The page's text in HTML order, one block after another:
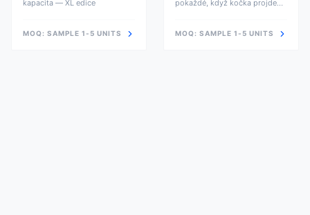
kapacita — XL edice
MOQ: SAMPLE 1-5 UNITS
pokaždé, když kočka projde
MOQ: SAMPLE 1-5 UNITS